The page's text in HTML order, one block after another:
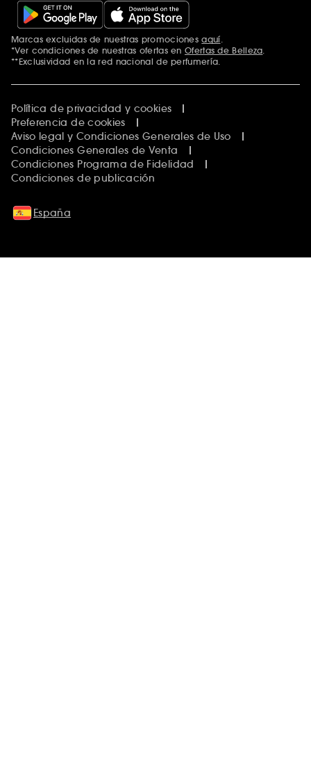
Marcas excluidas de nuestras promocionesaquí
*Ver condiciones de nuestras ofertas en Ofertas de Belleza
**Exclusividad en la red nacional de perfumería.
Política de privacidad y cookies
Preferencia de cookies
Aviso legal y Condiciones Generales de Uso
Condiciones Generales de Venta
Condiciones Programa de Fidelidad
Condiciones de publicación
España